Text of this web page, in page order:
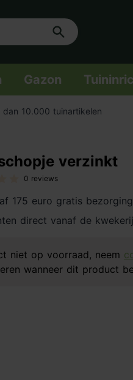
Gazon
dan 10.000 tuinartikelen
verzinkt
0 reviews
175 euro gratis bezorging
direct vanaf de kwekerij
niet op voorraad, neem
wanneer dit product